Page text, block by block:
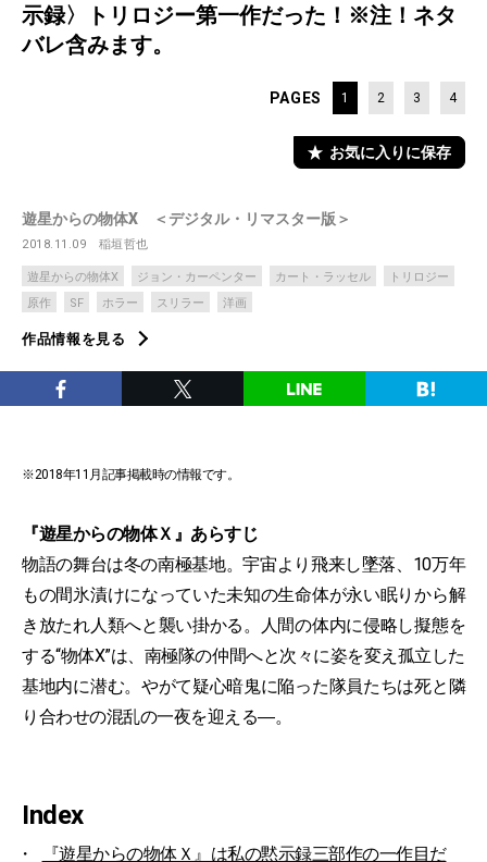
示録〉トリロジー第一作だった！※注！ネタ
バレ含みます。
PAGES 1 2 3 4
お気に入りに保存
遊星からの物体X ＜デジタル・リマスター版＞
2018.11.09 稲垣哲也
遊星からの物体X ジョン・カーペンター カート・ラッセル
トリロジー
原作
SF ホラー スリラー 洋画
作品情報を見る
※2018年11月記事掲載時の情報です。
『遊星からの物体Ｘ』 あらすじ
物語の舞台は冬の南極基地。宇宙より飛来し墜落、10万年
もの間氷漬けになっていた未知の生命体が永い眠りから解
き放たれ人類へと襲い掛かる。人間の体内に侵略し擬態を
する“物体X”は、南極隊の仲間へと次々に姿を変え孤立した
基地内に潜む。やがて疑心暗鬼に陥った隊員たちは死と隣
り合わせの混乱の一夜を迎える―。
Index
『遊星からの物体Ｘ』は私の黙示録三部作の一作目だ